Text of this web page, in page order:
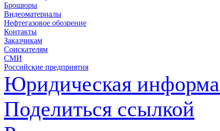
Брошюры
Видеоматериалы
Нефтегазовое обозрение
Контакты
Заказчикам
Соискателям
СМИ
Российские предприятия
Юридическая
Поделиться ссылкой